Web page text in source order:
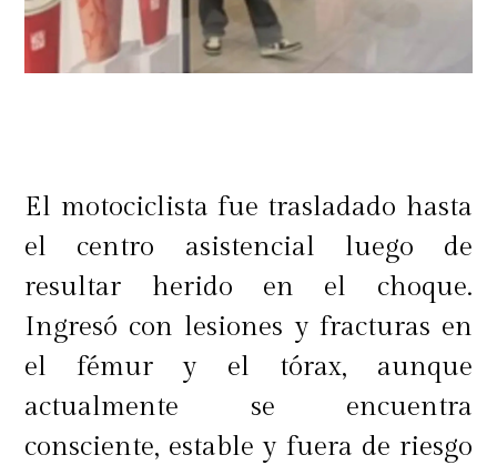
El motociclista fue trasladado hasta
el centro asistencial luego de
resultar herido en el choque.
Ingresó con lesiones y fracturas en
el fémur y el tórax, aunque
actualmente se encuentra
consciente, estable y fuera de riesgo